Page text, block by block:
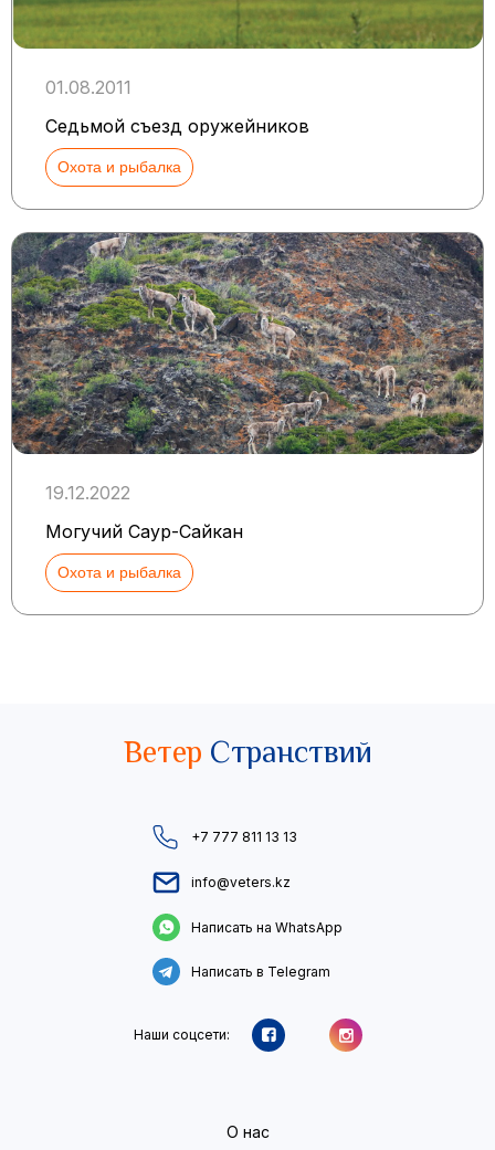
01.08.2011
Седьмой съезд оружейников
Охота и рыбалка
19.12.2022
Могучий Саур-Сайкан
Охота и рыбалка
Ветер Странствий
+7 777 811 13 13
info@veters.kz
Написать на WhatsApp
Написать в Telegram
Наши соцсети:
О нас